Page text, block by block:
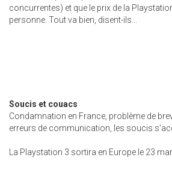
concurrentes) et que le prix de la
personne. Tout va bien, disent-ils...
Soucis et couacs
Condamnation en France, problème de
erreurs de communication, les soucis
La Playstation 3 sortira en Europe le 23